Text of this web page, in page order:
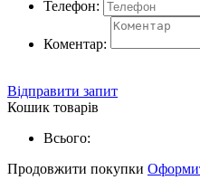
Телефон:
Коментар:
Відправити запит
Кошик товарів
Всього:
Продовжити покупки